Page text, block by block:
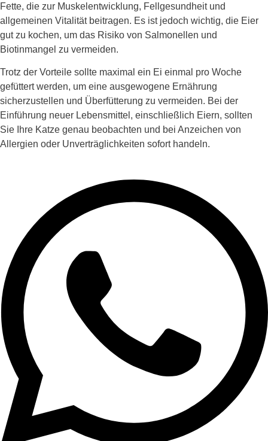
Fette, die zur Muskelentwicklung, Fellgesundheit und
allgemeinen Vitalität beitragen. Es ist jedoch wichtig, die Eier
gut zu kochen, um das Risiko von Salmonellen und
Biotinmangel zu vermeiden.
Trotz der Vorteile sollte maximal ein Ei einmal pro Woche
gefüttert werden, um eine ausgewogene Ernährung
sicherzustellen und Überfütterung zu vermeiden. Bei der
Einführung neuer Lebensmittel, einschließlich Eiern, sollten
Sie Ihre Katze genau beobachten und bei Anzeichen von
Allergien oder Unverträglichkeiten sofort handeln.